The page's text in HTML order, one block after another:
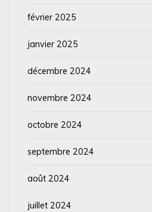
février 2025
janvier 2025
décembre 2024
novembre 2024
octobre 2024
septembre 2024
août 2024
juillet 2024